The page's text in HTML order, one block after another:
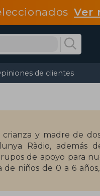
Ver
de clientes
y madre de
Ràdio,
de apoyo para
de niños de 0 a 6
sus redes